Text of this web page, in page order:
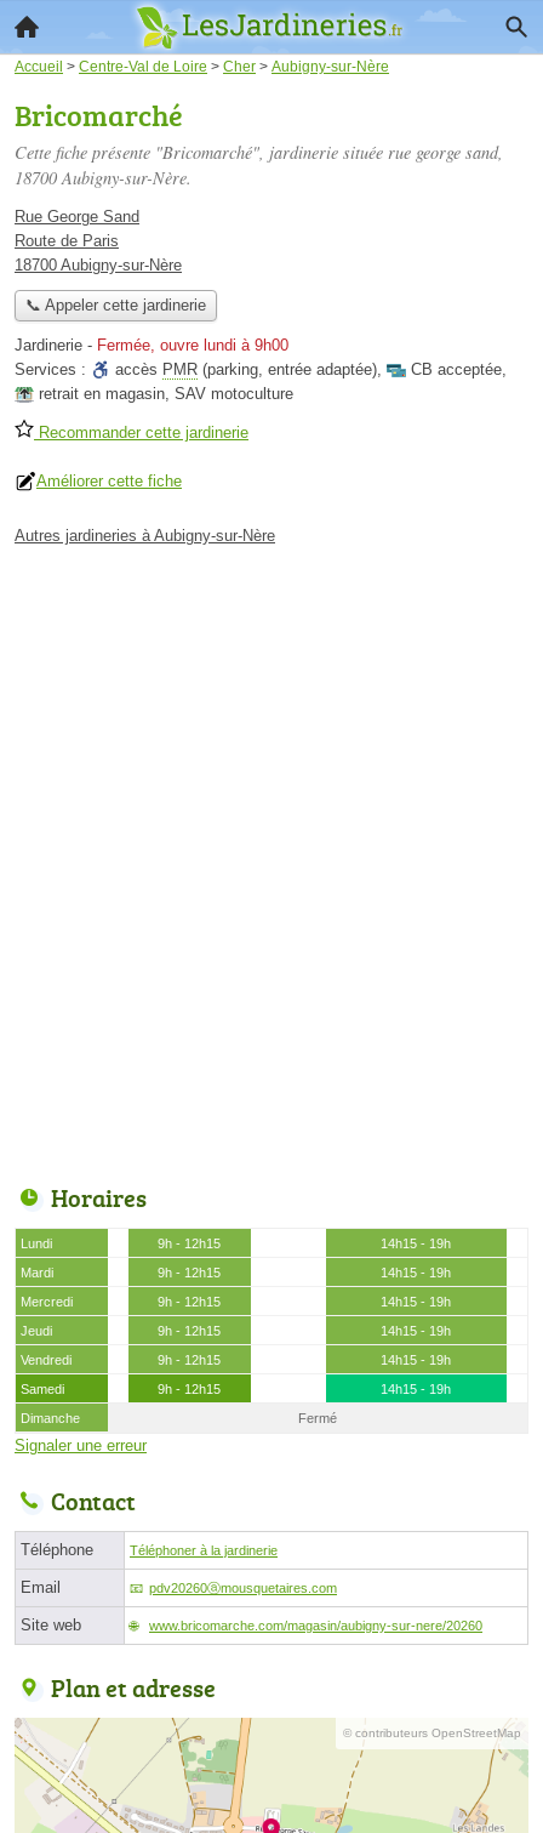
Accueil > Centre-Val de Loire > Cher > Aubigny-sur-Nère
Bricomarché
Cette fiche présente "Bricomarché", jardinerie située rue george sand,
18700 Aubigny-sur-Nère.
Rue George Sand
Route de Paris
18700 Aubigny-sur-Nère
📞 Appeler cette jardinerie
Jardinerie - Fermée, ouvre lundi à 9h00
Services :
accès PMR (parking, entrée adaptée), CB acceptée,
retrait en magasin, SAV motoculture
Recommander cette jardinerie
Améliorer cette fiche
Autres jardineries à Aubigny-sur-Nère
Horaires
Lundi 9h - 12h15
14h15 - 19h
Mardi
9h - 12h15
14h15 - 19h
Mercredi
9h - 12h15
14h15 - 19h
Jeudi
9h - 12h15
14h15 - 19h
Vendredi
9h - 12h15
14h15 - 19h
Samedi
9h - 12h15
14h15 - 19h
Dimanche
Fermé
Signaler une erreur
Contact
Téléphone Téléphoner à la jardinerie
Email pdv20260ⓐmousquetaires.com
Site web www.bricomarche.com/magasin/aubigny-sur-nere/20260
Plan et adresse
© contributeurs OpenStreetMap